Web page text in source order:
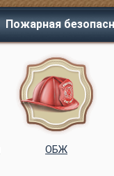
Пожарная
ОБЖ